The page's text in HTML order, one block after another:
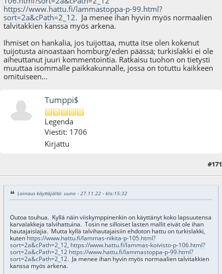
https://www.hattu.fi/lammastoppa-p-99.html?
sort=2a&cPath=2_12. Ja menee ihan hyvin myös normaalien
talvitakkien kanssa myös arkena.
Ihmiset on hankalia, jos tuijottaa, mutta itse olen kokenut
tuijotusta ainoastaan homburg/eden päässä; turkislakki ei ole
aiheuttanut juuri kommentointia. Ratkaisu tuohon on tietysti
muuttaa isommalle paikkakunnalle, jossa on totuttu kaikkeen
omituiseen...
Tumppi$
Legenda
Viestit: 1706
Kirjattu
#171
Lainaus käyttäjältä: uuno - 27.11.22 - klo:15:32
Outoa touhua. Kyllä näin viiskymppinenkin on käyttänyt koko lapsuutensa
karvalakkeja talvihattuina. Tosin ne silloiset lasten mallit eivät ole ihan
hautajaislajia. Mutta kyllä talvihautajaisiin ehdoton hattu on turkislakki,
kuten https://www.hattu.fi/lammas-nikita-p-105.html?
sort=2a&cPath=2_12,https://www.hattu.fi/lammas-koivisto-p-106.html?
sort=2a&cPath=2_12 https://www.hattu.fi/lammastoppa-p-99.html?
sort=2a&cPath=2_12. Ja menee ihan hyvin myös normaalien talvitakkien
kanssa myös arkena.